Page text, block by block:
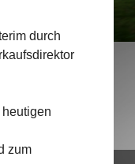
durch
zum